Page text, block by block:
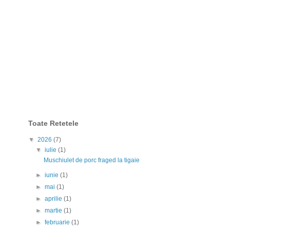
Toate Retetele
▼ 2026 (7)
▼iulie(1)
Muschiulet de porc fraged la tigaie
►iunie(1)
►mai(1)
►aprilie(1)
►martie(1)
►februarie(1)